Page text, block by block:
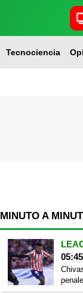
Tecnociencia
MINUTO A
05:45